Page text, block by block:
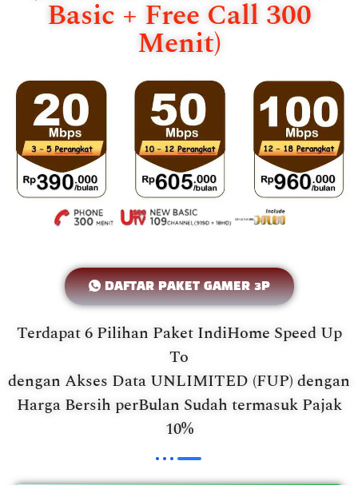
Basic + Free Call 300
Menit)
DAFTAR PAKET GAMER 3P
Terdapat 6 Pilihan Paket IndiHome Speed Up
To
dengan Akses Data UNLIMITED (FUP) dengan
Harga Bersih perBulan Sudah termasuk Pajak
10%